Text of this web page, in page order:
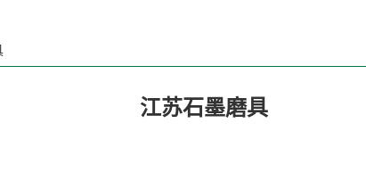
江苏石墨磨具